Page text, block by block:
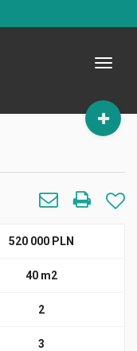
Toggle
520 000 PLN
40 m2
2
3